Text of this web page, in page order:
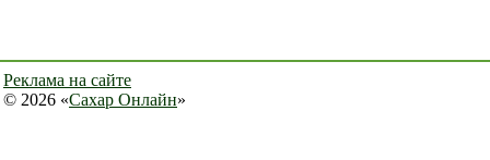
Реклама на сайте
© 2026 «Сахар Онлайн»